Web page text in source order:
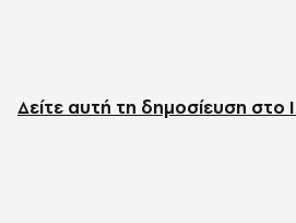
Δείτε αυτή τη δημοσίευση